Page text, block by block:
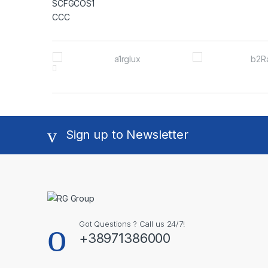
Brands Carousel
Sign up to Newsletter
Got Questions ? Call us 24/7!
+38971386000